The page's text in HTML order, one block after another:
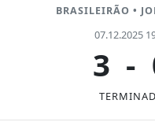
BRASILEIRÃO •
07.12.2025
3 -